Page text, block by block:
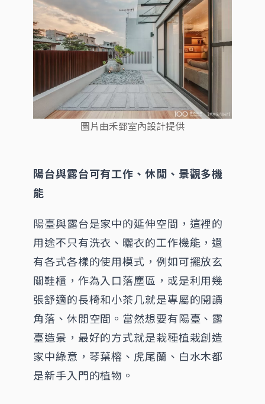
圖片由禾郅室內設計提供
陽台與露台可有工作、休閒、景觀多機
能
陽臺與露台是家中的延伸空間，這裡的
用途不只有洗衣、曬衣的工作機能，還
有各式各樣的使用模式，例如可擺放玄
關鞋櫃，作為入口落塵區，或是利用幾
張舒適的長椅和小茶几就是專屬的閱讀
角落、休閒空間。當然想要有陽臺、露
臺造景，最好的方式就是栽種植栽創造
家中綠意，琴葉榕、虎尾蘭、白水木都
是新手入門的植物。